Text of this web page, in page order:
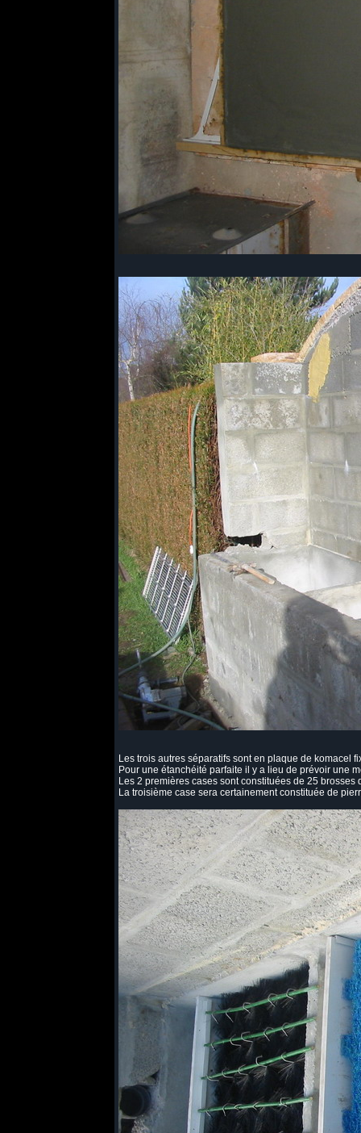
Les trois autres séparatifs sont en plaque de komacel
Pour une étanchéité parfaite il y a lieu de prévoir une
Les 2 premières cases sont constituées de 25
La troisième case sera certainement constituée de